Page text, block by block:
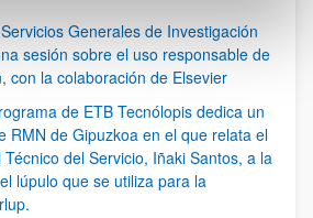
Generales de Investigación
sesión sobre el uso responsable de
con la colaboración de Elsevier
de ETB Tecnólopis dedica un
RMN de Gipuzkoa en el que relata el
del Servicio, Iñaki Santos, a la
lúpulo que se utiliza para la